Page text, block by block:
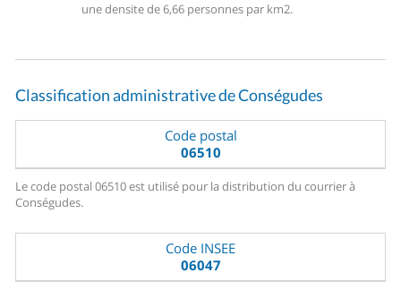
une densite de 6,66 personnes par km2.
Classification administrative de Conségudes
Code postal
06510
Le code postal 06510 est utilisé pour la distribution du courrier à
Conségudes.
Code INSEE
06047